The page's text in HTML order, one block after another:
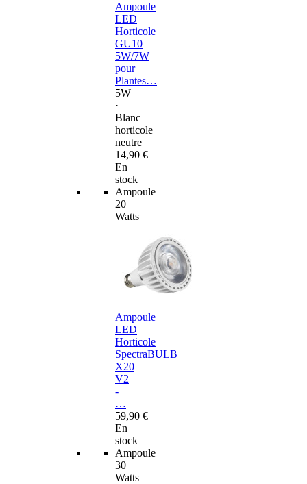
Ampoule
LED
Horticole
GU10
5W/7W
pour
Plantes…
5W
·
Blanc
horticole
neutre
14,90 €
En
stock
Ampoule
20
Watts
Ampoule
LED
Horticole
SpectraBULB
X20
V2
-
…
59,90 €
En
stock
Ampoule
30
Watts